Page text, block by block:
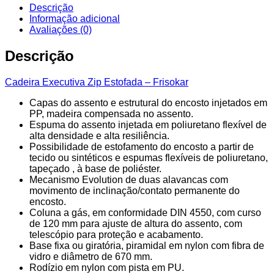
Descrição
Informação adicional
Avaliações (0)
Descrição
Cadeira Executiva Zip Estofada – Frisokar
Capas do assento e estrutural do encosto injetados em
PP, madeira compensada no assento.
Espuma do assento injetada em poliuretano flexível de
alta densidade e alta resiliência.
Possibilidade de estofamento do encosto a partir de
tecido ou sintéticos e espumas flexíveis de poliuretano,
tapeçado , à base de poliéster.
Mecanismo Evolution de duas alavancas com
movimento de inclinação/contato permanente do
encosto.
Coluna a gás, em conformidade DIN 4550, com curso
de 120 mm para ajuste de altura do assento, com
telescópio para proteção e acabamento.
Base fixa ou giratória, piramidal em nylon com fibra de
vidro e diâmetro de 670 mm.
Rodízio em nylon com pista em PU.